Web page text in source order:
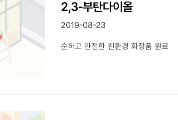
2,3-부탄다이올
2019-08-23
순하고 안전한 친환경 화장품 원료